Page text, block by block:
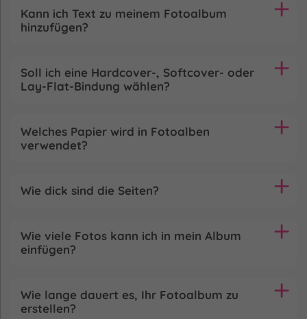
Kann ich Text zu meinem Fotoalbum
hinzufügen?
Soll ich eine Hardcover-, Softcover- oder
Lay-Flat-Bindung wählen?
Welches Papier wird in Fotoalben
verwendet?
Wie dick sind die Seiten?
Wie viele Fotos kann ich in mein Album
einfügen?
Wie lange dauert es, Ihr Fotoalbum zu
erstellen?